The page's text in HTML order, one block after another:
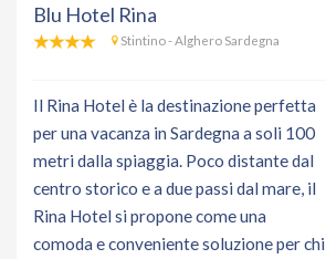
Blu Hotel Rina
Stintino - Alghero Sardegna
Il Rina Hotel è la destinazione perfetta
per una vacanza in Sardegna a soli 100
metri dalla spiaggia. Poco distante dal
centro storico e a due passi dal mare, il
Rina Hotel si propone come una
comoda e conveniente soluzione per chi